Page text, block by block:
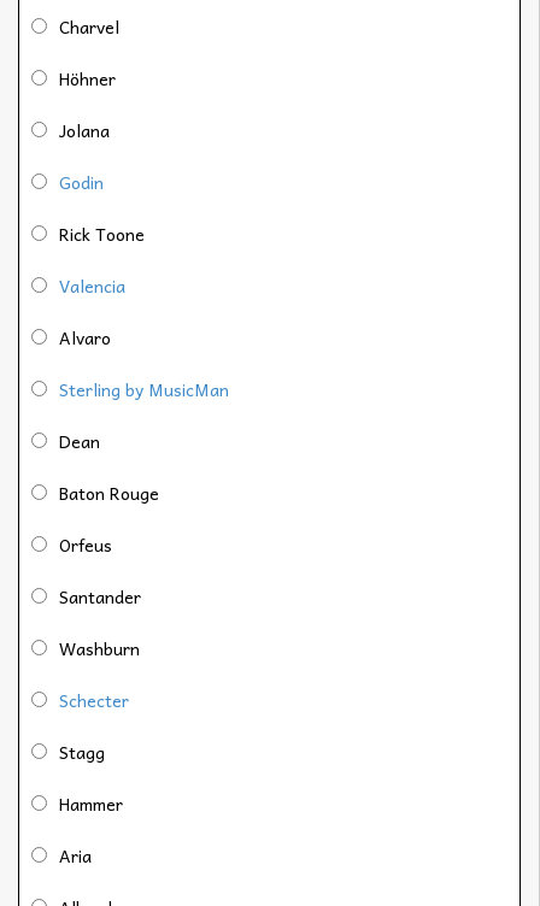
Charvel
Höhner
Jolana
Godin
Rick Toone
Valencia
Alvaro
Sterling by MusicMan
Dean
Baton Rouge
Orfeus
Santander
Washburn
Schecter
Stagg
Hammer
Aria